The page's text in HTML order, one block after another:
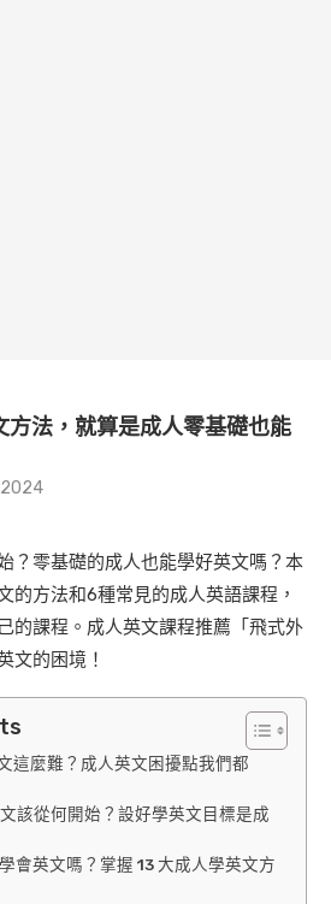
方法，就算是成人零基礎也能
？零基礎的成人也能學好英文嗎？本
的方法和6種常見的成人英語課程，
的課程。成人英文課程推薦「飛式外
文的困境！
這麼難？成人英文困擾點我們都
該從何開始？設好學英文目標是成
會英文嗎？掌握 13 大成人學英文方